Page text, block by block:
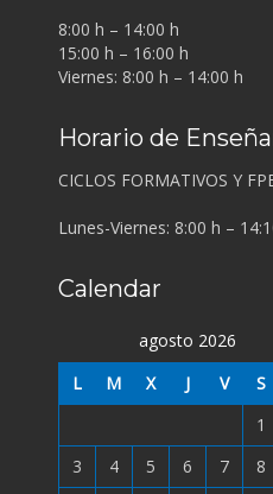
8:00 h – 14:00 h
15:00 h – 16:00 h
Viernes: 8:00 h – 14:00 h
Horario de
CICLOS FORMATIVOS Y
Lunes-Viernes: 8:00 h –
Calendar
agosto 2026
L
M X J V S
1
3
4 5 6 7 8